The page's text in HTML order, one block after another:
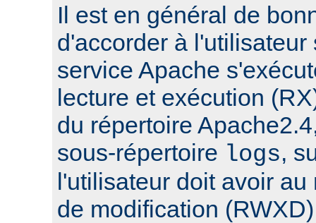
Il est en général de
d'accorder à
service Apache
lecture et exécution
du répertoire
sous-répertoire logs,
l'utilisateur doit avoir
de modification